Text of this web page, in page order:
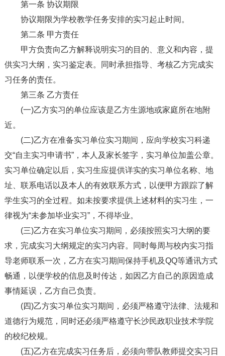
第一条 协议期限
协议期限为学校教学任务安排的实习起止时间。
第二条 甲方责任
甲方负责向乙方解释说明实习的目的、意义和内容，提
供实习大纲，实习鉴定表。同时承担指导、考核乙方完成实
习任务的责任。
第三条 乙方责任
(一)乙方实习的单位应该是乙方生源地或家庭所在地附
近。
(二)乙方在准备实习单位实习期间，应向学校实习科递
交“自主实习申请书”，本人及家长签字，实习单位加盖公章。
实习单位确定以后，实习生应提供详实的实习单位名称、地
址、联系电话以及本人的有效联系方式，以便甲方跟踪了解
学生实习的全过程。如未按要求提供上述材料的实习生，一
律视为“未参加毕业实习”，不得毕业。
(三)乙方在实习单位实习期间，必须按照实习大纲的要
求，完成实习大纲规定的实习内容。同时每周与校内实习指
导老师联系一次，乙方在实习期间保持手机及QQ等通讯方式
畅通，以便学校的信息及时传达，如因乙方自己的原因造成
事情延误，乙方自己负责。
(四)乙方实习单位实习期间，必须严格遵守法律、法规和
道德行为规范，同时还必须严格遵守长沙民政职业技术学院
的校纪校规。
(五)乙方在完成实习任务后，必须向带队教师提交实习日